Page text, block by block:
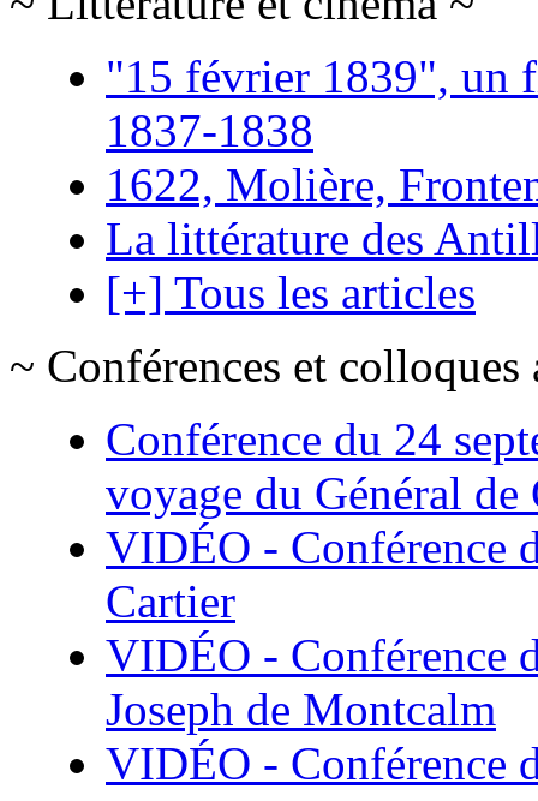
"15 février 1839", un
1837-1838
1622, Molière,
La littérature des
[+] Tous les articles
~ Conférences et
Conférence du 24
voyage du Général
VIDÉO - Conférence
Cartier
VIDÉO - Conférence
Joseph de Montcalm
VIDÉO - Conférence